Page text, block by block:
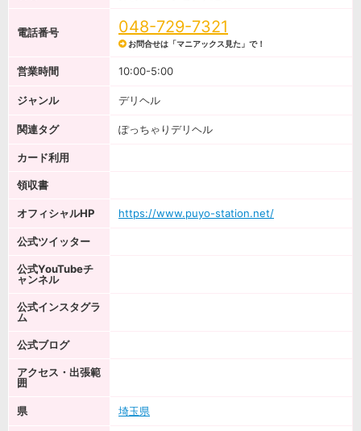
電話番号 048-729-7321
お問合せは「マニアックス見た」で！
営業時間 10:00-5:00
ジャンル デリヘル
関連タグ ぽっちゃりデリヘル
カード利用
領収書
オフィシャルHP https://www.puyo-station.net/
公式ツイッター
公式YouTubeチ
ャンネル
公式インスタグラ
ム
公式ブログ
アクセス・出張範
囲
県 埼玉県